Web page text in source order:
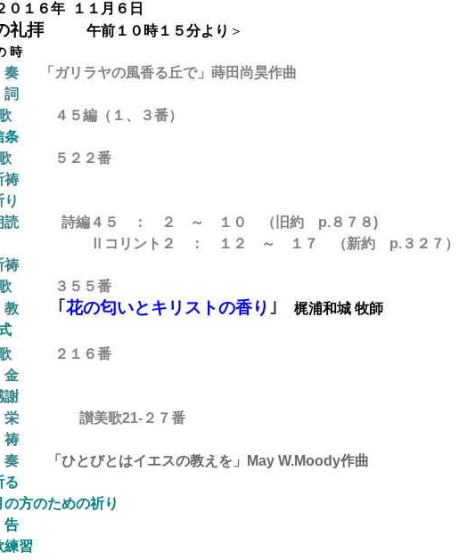
０１６年 １１月６日
礼拝 午前１０時１５分より ＞
時
「ガリラヤの風香る丘で」蒔田尚昊作曲
歌
４５編（１、３番）
条
歌
５２２番
祷
り
朗読 詩編４５ ： ２ ～ １０ （旧約 p.８７８)
リント２ ： １２ ～ １７ （新約 p.３２７）
祷
歌
３５５番
｢ 花の匂いとキリストの香り ｣
梶浦和城 牧師
歌
２１６番
謝
栄 讃美歌21-２７番
「ひとびとはイエスの教えを」May W.Moody作曲
る
の方のための祈り
練習